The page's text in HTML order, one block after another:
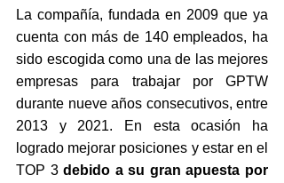
La compañía, fundada en 2009 que ya
cuenta con más de 140 empleados, ha
sido escogida como una de las mejores
empresas para trabajar por GPTW
durante nueve años consecutivos, entre
2013 y 2021. En esta ocasión ha
logrado mejorar posiciones y estar en el
TOP 3 debido a su gran apuesta por